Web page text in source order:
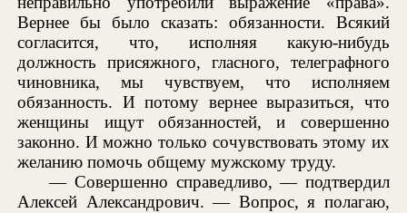
Вернее бы было сказать: обязанности. Всякий
согласится, что, исполняя какую-нибудь
должность присяжного, гласного, телеграфного
чиновника, мы чувствуем, что исполняем
обязанность. И потому вернее выразиться, что
женщины ищут обязанностей, и совершенно
законно. И можно только сочувствовать этому их
желанию помочь общему мужскому труду.
— Совершенно справедливо, — подтвердил
Алексей Александрович. — Вопрос, я полагаю,